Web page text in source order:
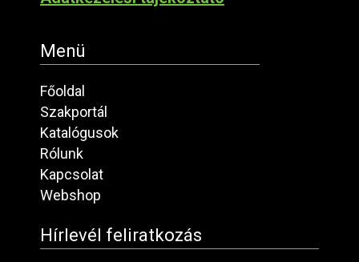
Menü
Főoldal
Szakportál
Katalógusok
Rólunk
Kapcsolat
Webshop
Hírlevél feliratkozás